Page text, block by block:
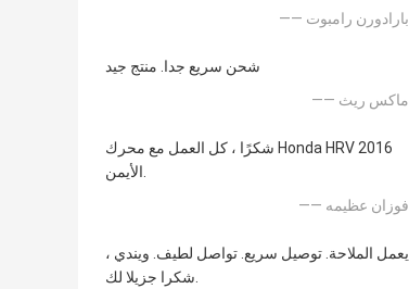
—— بارادورن رامبوت
شحن سريع جدا. منتج جيد
—— ماكس ريث
شكرًا ، كل العمل مع محرك Honda HRV 2016
الأيمن.
—— فوزان عظيمه
يعمل الملاحة. توصيل سريع. تواصل لطيف. ويندي ،
شكرا جزيلا لك.